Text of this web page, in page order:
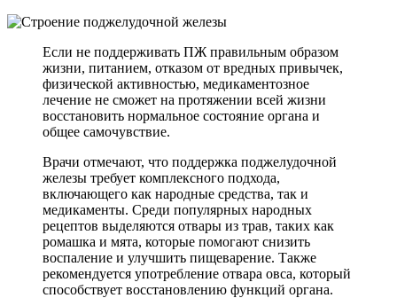
Если не поддерживать ПЖ правильным образом
жизни, питанием, отказом от вредных привычек,
физической активностью, медикаментозное
лечение не сможет на протяжении всей жизни
восстановить нормальное состояние органа и
общее самочувствие.
Врачи отмечают, что поддержка поджелудочной
железы требует комплексного подхода,
включающего как народные средства, так и
медикаменты. Среди популярных народных
рецептов выделяются отвары из трав, таких как
ромашка и мята, которые помогают снизить
воспаление и улучшить пищеварение. Также
рекомендуется употребление отвара овса, который
способствует восстановлению функций органа.